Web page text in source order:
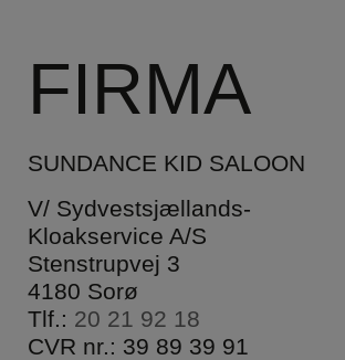
FIRMA
SUNDANCE KID SALOON
V/ Sydvestsjællands-
Kloakservice A/S
Stenstrupvej 3
4180 Sorø
Tlf.: 20 21 92 18
CVR nr.: 39 89 39 91